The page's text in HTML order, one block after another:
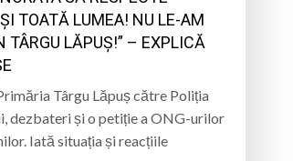
TOATĂ LUMEA! NU LE-AM
TÂRGU LĂPUȘ!” – EXPLICĂ
Târgu Lăpuș către Poliția
dezbateri și o petiție a ONG-urilor
Iată situația și reacțiile